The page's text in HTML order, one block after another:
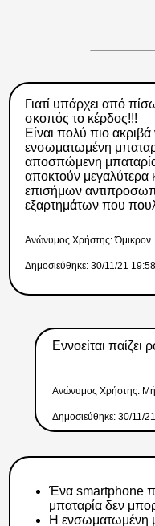
Γιατί υπάρχει από
σκοπός το κέρδος!!!
Είναι πολύ πιο ακριβά
ενσωματωμένη
αποσπώμενη μπαταρία
αποκτούν μεγαλύτερα
επισήμων
εξαρτημάτων που
Ανώνυμος Xρήστης: Όμικρον
Δημοσιεύθηκε: 30/11/21
Εννοείται παίζει
Ανώνυμος Xρήστης:
Δημοσιεύθηκε: 30/11/
Ένα smartphone
μπαταρία δεν
Η ενσωματωμένη